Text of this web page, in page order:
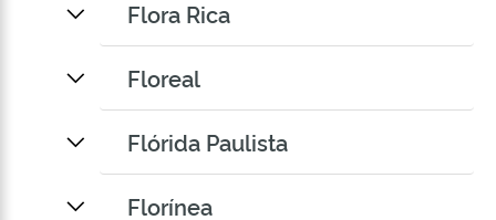
Flora Rica
Floreal
Flórida Paulista
Florínea